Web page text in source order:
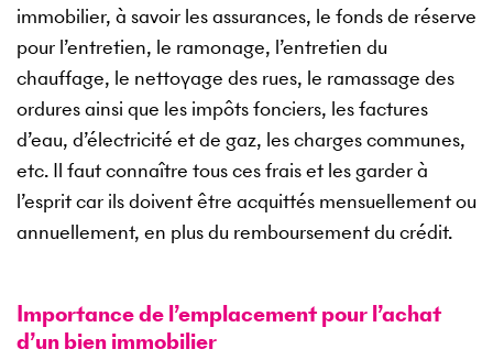
immobilier, à savoir les assurances, le fonds de réserve
pour l’entretien, le ramonage, l’entretien du
chauffage, le nettoyage des rues, le ramassage des
ordures ainsi que les impôts fonciers, les factures
d’eau, d’électricité et de gaz, les charges communes,
etc. Il faut connaître tous ces frais et les garder à
l’esprit car ils doivent être acquittés mensuellement ou
annuellement, en plus du remboursement du crédit.
Importance de l’emplacement pour l’achat
d’un bien immobilier